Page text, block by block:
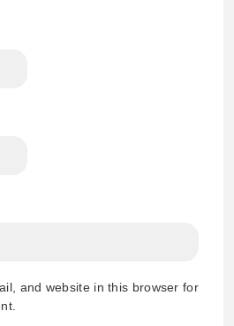
and website in this browser for